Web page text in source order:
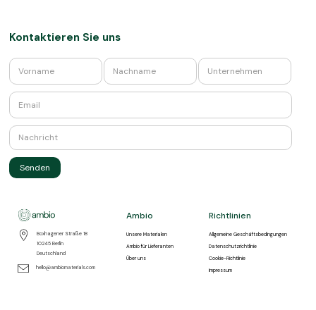
Boxhagener Straße 18
10245 Berlin
Deutschland
hello@ambiomaterials.com
Ambio
Unsere Materialen
Ambio für Lieferanten
Über uns
Richtlinien
Allgemeine Geschäftsbedingungen
Datenschutzrichtlinie
Cookie-Richtlinie
Impressum
Kontaktieren Sie uns